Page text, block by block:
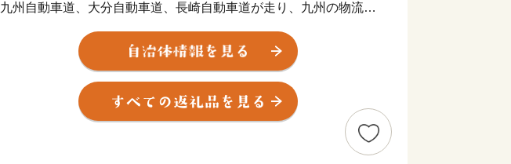
九州自動車道、大分自動車道、長崎自動車道が走り、九州の物流の
拠点として発展してきました。天智４年（６６５年）に日本最古の
朝鮮式山城である「基肄城（きいじょう）」が築かれ、古くから
「防人」（さきもり）の里として知られれています。また、開創
1300年を迎える天台宗「大興善寺」では、春はつつじ、秋は紅葉
狩りが楽しめます。自然と歴史に恵まれた基山町にぜひおいでくだ